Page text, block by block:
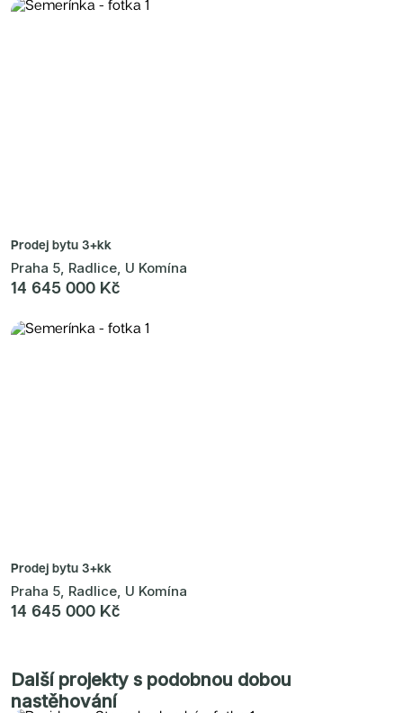
Prodej bytu 3+kk
Praha 5, Radlice, U Komína
14 645 000 Kč
Prodej bytu 3+kk
Praha 5, Radlice, U Komína
14 645 000 Kč
Další projekty s podobnou dobou
nastěhování